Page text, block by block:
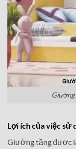
Giường
Lợi ích của việc sử
Giường tầng được